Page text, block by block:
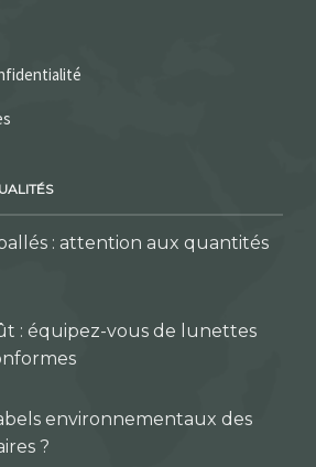
: attention aux quantités
: équipez-vous de lunettes
environnementaux des
?